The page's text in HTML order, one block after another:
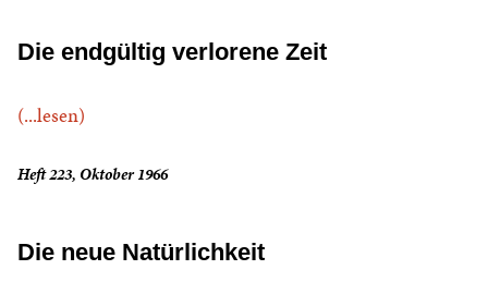
Die endgültig verlorene Zeit
(...lesen)
Heft 223, Oktober 1966
Die neue Natürlichkeit